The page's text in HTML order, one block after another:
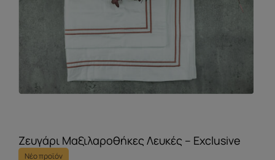
Ζευγάρι Μαξιλαροθήκες Λευκές – Exclusive
Νέο προϊόν